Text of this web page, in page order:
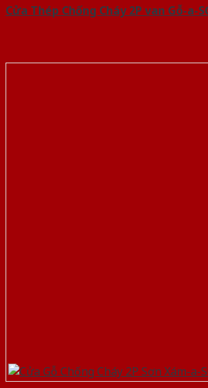
Cửa Thép Chống Cháy 2P van Gỗ-a-